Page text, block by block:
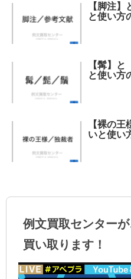
【脚注
と使い方
【髯】
と使い方
【裸の
いと使い
例文買取センター
買い取ります！